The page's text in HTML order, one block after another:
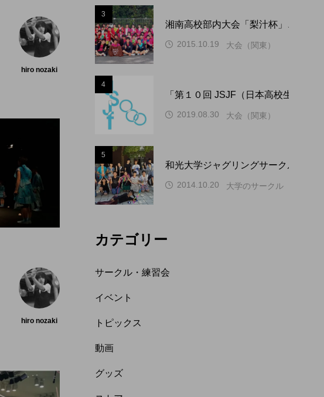
hiro nozaki
hiro nozaki
3
湘南高校部内大会「梨汁杯」、１０
2015.10.19 大会（関東）
4
「第１０回 JSJF（日本高校生ジャ
2019.08.30 大会（関東）
5
和光大学ジャグリングサークル WAP
2014.10.20 大学のサークル（関東）
カテゴリー
サークル・練習会
イベント
トピックス
動画
グッズ